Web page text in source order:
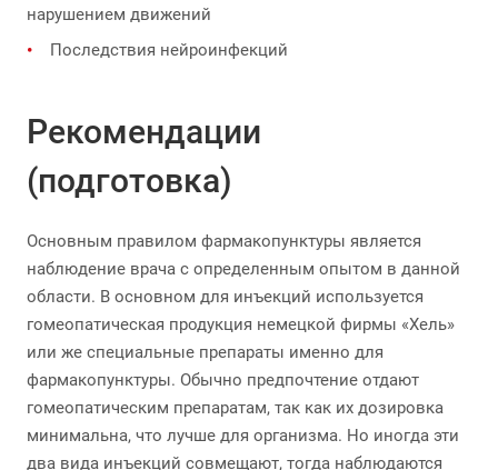
нарушением движений
Последствия нейроинфекций
Рекомендации
(подготовка)
Основным правилом фармакопунктуры является
наблюдение врача с определенным опытом в данной
области. В основном для инъекций используется
гомеопатическая продукция немецкой фирмы «Хель»
или же специальные препараты именно для
фармакопунктуры. Обычно предпочтение отдают
гомеопатическим препаратам, так как их дозировка
минимальна, что лучше для организма. Но иногда эти
два вида инъекций совмещают, тогда наблюдаются